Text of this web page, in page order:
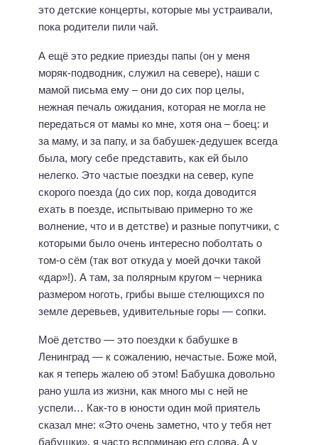
это детские концерты, которые мы устраивали,
пока родители пили чай.
А ещё это редкие приезды папы (он у меня
моряк-подводник, служил на севере), наши с
мамой письма ему – они до сих пор целы,
нежная печаль ожидания, которая не могла не
передаться от мамы ко мне, хотя она – боец: и
за маму, и за папу, и за бабушек-дедушек всегда
была, могу себе представить, как ей было
нелегко. Это частые поездки на север, купе
скорого поезда (до сих пор, когда доводится
ехать в поезде, испытываю примерно то же
волнение, что и в детстве) и разные попутчики, с
которыми было очень интересно поболтать о
том-о сём (так вот откуда у моей дочки такой
«дар»!). А там, за полярным кругом – черника
размером ноготь, грибы выше стелющихся по
земле деревьев, удивительные горы — сопки.
Моё детство — это поездки к бабушке в
Ленинград — к сожалению, нечастые. Боже мой,
как я теперь жалею об этом! Бабушка довольно
рано ушла из жизни, как много мы с ней не
успели… Как-то в юности один мой приятель
сказал мне: «Это очень заметно, что у тебя нет
бабушки», я часто вспоминаю его слова. А у